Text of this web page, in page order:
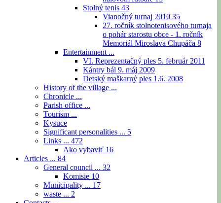
Stolný tenis 43
Vianočný turnaj 2010 35
27. ročník stolnotenisového turnaja
o pohár starostu obce - 1. ročník
Memoriál Miroslava Chupáča 8
Entertainment ...
VI. Reprezentačný ples 5. február 2011
Kántry bál 9. máj 2009
Detský maškarný ples 1.6. 2008
History of the village ...
Chronicle ...
Parish office ...
Tourism ...
Kysuce
Significant personalities ... 5
Links ... 472
Ako vybaviť 16
Articles ... 84
General council ... 32
Komisie 10
Municipality ... 17
waste ... 2